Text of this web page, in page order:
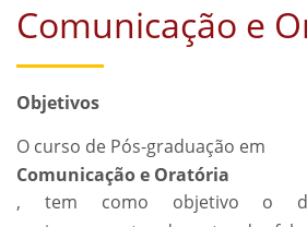
Comunicação e
Objetivos
O curso de Pós-graduação em
Comunicação e Oratória
, tem como objetivo o